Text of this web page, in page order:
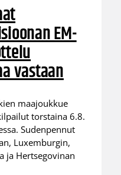
EM-
vastaan
maajoukkue
torstaina 6.8.
Sudenpennut
Luxemburgin,
ja Hertsegovinan